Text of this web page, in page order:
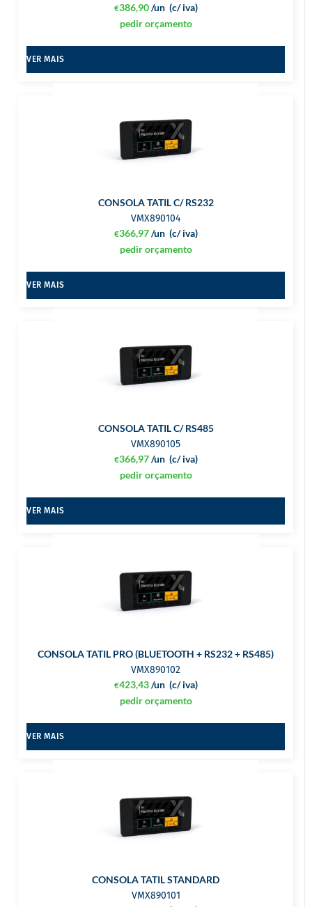
€386,90 (c/ iva)
/un
pedir orçamento
VER MAIS
CONSOLA TATIL C/ RS232
VMX890104
€366,97 (c/ iva)
/un
pedir orçamento
VER MAIS
CONSOLA TATIL C/ RS485
VMX890105
€366,97 (c/ iva)
/un
pedir orçamento
VER MAIS
CONSOLA TATIL PRO (BLUETOOTH + RS232 + RS485)
VMX890102
€423,43 (c/ iva)
/un
pedir orçamento
VER MAIS
CONSOLA TATIL STANDARD
VMX890101